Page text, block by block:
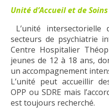
Unité d’Accueil et de
L’unité
secteurs de psychiatrie
Centre Hospitalier
jeunes de 12 à 18 ans,
un accompagnement
L’unité peut accueillir
OPP ou SDRE mais
est toujours recherché.